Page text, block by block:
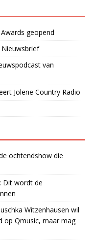
geopend
van
Jolene Country Radio
ochtendshow die
Dit wordt de
Witzenhausen wil
op Qmusic, maar mag